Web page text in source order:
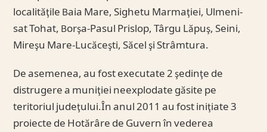
localităţile Baia Mare, Sighetu Marmaţiei, Ulmeni-
sat Tohat, Borşa-Pasul Prislop, Târgu Lăpuş, Seini,
Mireşu Mare-Lucăceşti, Săcel şi Strâmtura.
De asemenea, au fost executate 2 şedinţe de
distrugere a muniţiei neexplodate găsite pe
teritoriul judeţului.În anul 2011 au fost iniţiate 3
proiecte de Hotărâre de Guvern în vederea